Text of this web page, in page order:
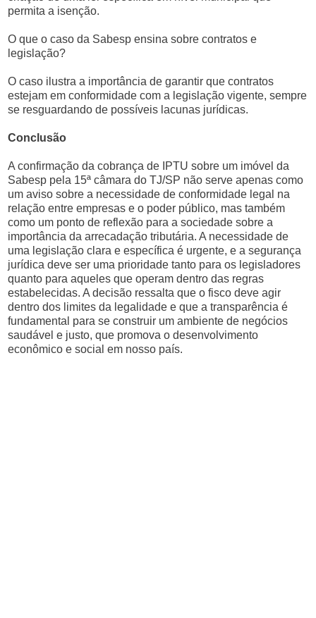
permita a isenção.
O que o caso da Sabesp ensina sobre contratos e
legislação?
O caso ilustra a importância de garantir que contratos
estejam em conformidade com a legislação vigente, sempre
se resguardando de possíveis lacunas jurídicas.
Conclusão
A confirmação da cobrança de IPTU sobre um imóvel da
Sabesp pela 15ª câmara do TJ/SP não serve apenas como
um aviso sobre a necessidade de conformidade legal na
relação entre empresas e o poder público, mas também
como um ponto de reflexão para a sociedade sobre a
importância da arrecadação tributária. A necessidade de
uma legislação clara e específica é urgente, e a segurança
jurídica deve ser uma prioridade tanto para os legisladores
quanto para aqueles que operam dentro das regras
estabelecidas. A decisão ressalta que o fisco deve agir
dentro dos limites da legalidade e que a transparência é
fundamental para se construir um ambiente de negócios
saudável e justo, que promova o desenvolvimento
econômico e social em nosso país.